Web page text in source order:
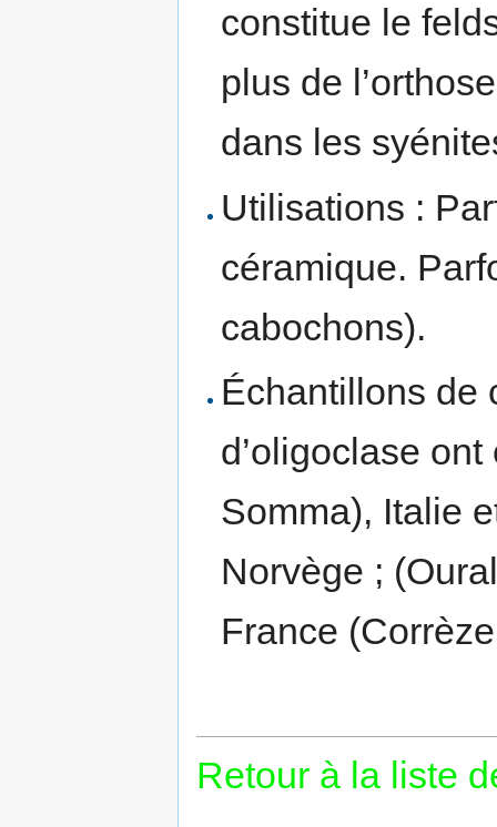
constitue le
plus de
dans les
Utilisations :
céramique.
cabochons).
Échantillons de
d’oligoclase
Somma), Italie
Norvège ;
France
Retour à la liste